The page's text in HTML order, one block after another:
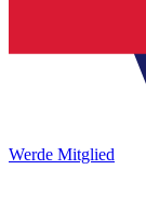
Werde Mitglied